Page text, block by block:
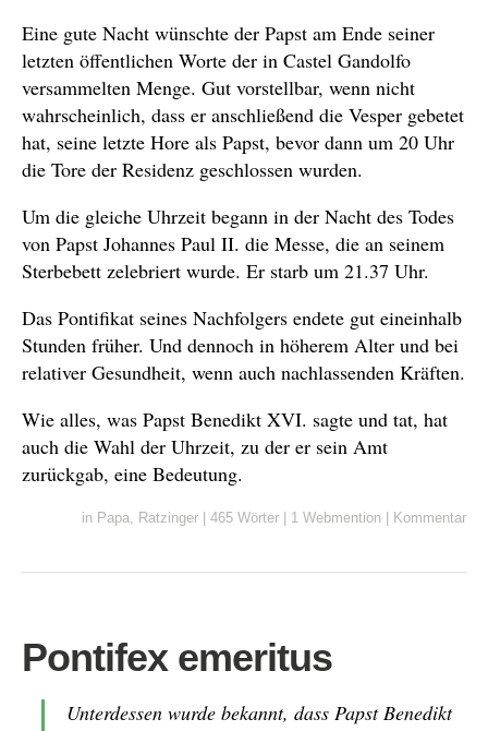
Eine gute Nacht wünschte der Papst am Ende seiner
letzten öffentlichen Worte der in Castel Gandolfo
versammelten Menge. Gut vorstellbar, wenn nicht
wahrscheinlich, dass er anschließend die Vesper gebetet
hat, seine letzte Hore als Papst, bevor dann um 20 Uhr
die Tore der Residenz geschlossen wurden.
Um die gleiche Uhrzeit begann in der Nacht des Todes
von Papst Johannes Paul II. die Messe, die an seinem
Sterbebett zelebriert wurde. Er starb um 21.37 Uhr.
Das Pontifikat seines Nachfolgers endete gut eineinhalb
Stunden früher. Und dennoch in höherem Alter und bei
relativer Gesundheit, wenn auch nachlassenden Kräften.
Wie alles, was Papst Benedikt XVI. sagte und tat, hat
auch die Wahl der Uhrzeit, zu der er sein Amt
zurückgab, eine Bedeutung.
in Papa, Ratzinger 465 Wörter 1 Webmention Kommentar
Pontifex emeritus
Unterdessen wurde bekannt, dass Papst Benedikt